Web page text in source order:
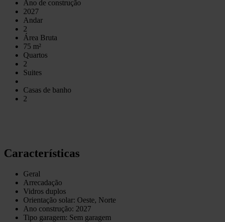
Ano de construção
2027
Andar
2
Área Bruta
75 m²
Quartos
2
Suites
Casas de banho
2
Características
Geral
Arrecadação
Vidros duplos
Orientação solar: Oeste, Norte
Ano construção: 2027
Tipo garagem: Sem garagem